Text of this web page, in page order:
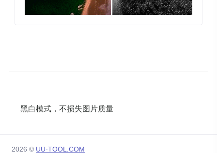
黑白模式，不损失图片质量
2026 © UU-TOOL.COM